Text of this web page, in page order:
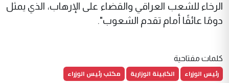
الرخاء للشعب العراقي والقضاء على الإرهاب، الذي يمثل
دومًا عائقًا أمام تقدم الشعوب".
كلمات مفتاحية
رئيس الوزراء الكابينة الوزارية
مكتب رئيس الوزراء